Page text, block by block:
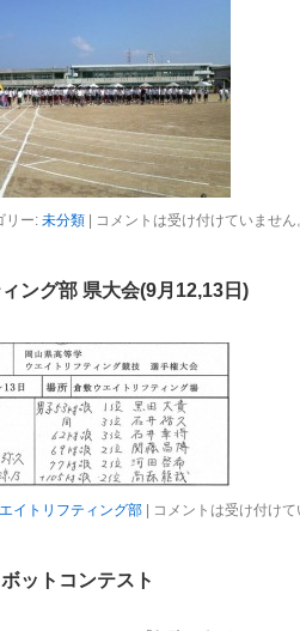
リー: 未分類| コメントは受け付けていません
ング部 県大会(9月12,13日)
イトリフティング部| コメントは受け付けて
ットコンテスト